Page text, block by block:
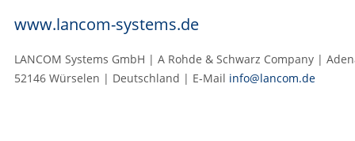
www.lancom-systems.de
LANCOM Systems GmbH | A Rohde & Schwarz Company |
52146 Würselen | Deutschland | E‑Mail info@lancom.de